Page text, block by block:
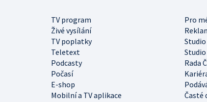
TV program
Pro
Živé vysílání
TV poplatky
Teletext
Podcasty
Rada
Počasí
E-shop
Mobilní a TV aplikace
Časté